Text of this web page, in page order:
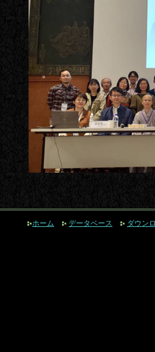
ホーム データベース ダウン